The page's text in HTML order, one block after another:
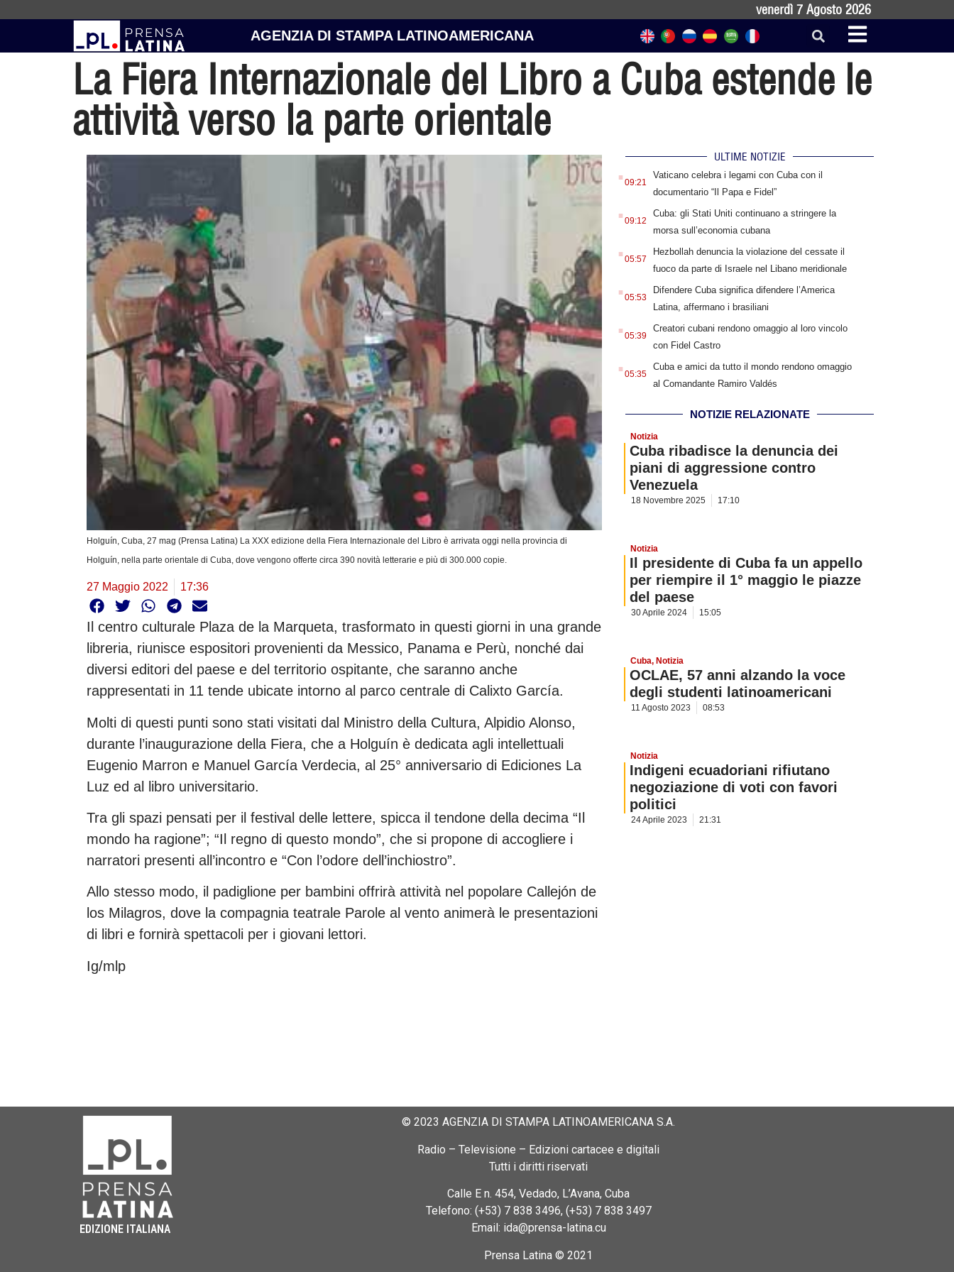
venerdì 7 Agosto 2026
AGENZIA DI STAMPA LATINOAMERICANA
La Fiera Internazionale del Libro a Cuba estende le
attività verso la parte orientale
Holguín, Cuba, 27 mag (Prensa Latina) La XXX edizione della Fiera Internazionale del Libro è arrivata oggi nella provincia di
Holguín, nella parte orientale di Cuba, dove vengono offerte circa 390 novità letterarie e più di 300.000 copie.
27 Maggio 2022 17:36
Il centro culturale Plaza de la Marqueta, trasformato in questi giorni in una grande
libreria, riunisce espositori provenienti da Messico, Panama e Perù, nonché dai
diversi editori del paese e del territorio ospitante, che saranno anche
rappresentati in 11 tende ubicate intorno al parco centrale di Calixto García.
Molti di questi punti sono stati visitati dal Ministro della Cultura, Alpidio Alonso,
durante l’inaugurazione della Fiera, che a Holguín è dedicata agli intellettuali
Eugenio Marron e Manuel García Verdecia, al 25° anniversario di Ediciones La
Luz ed al libro universitario.
Tra gli spazi pensati per il festival delle lettere, spicca il tendone della decima “Il
mondo ha ragione”; “Il regno di questo mondo”, che si propone di accogliere i
narratori presenti all’incontro e “Con l’odore dell’inchiostro”.
Allo stesso modo, il padiglione per bambini offrirà attività nel popolare Callejón de
los Milagros, dove la compagnia teatrale Parole al vento animerà le presentazioni
di libri e fornirà spettacoli per i giovani lettori.
Ig/mlp
ULTIME NOTIZIE
. 09:21
Vaticano celebra i legami con Cuba con il
documentario “Il Papa e Fidel”
. 09:12
Cuba: gli Stati Uniti continuano a stringere la
morsa sull’economia cubana
. 05:57
Hezbollah denuncia la violazione del cessate il
fuoco da parte di Israele nel Libano meridionale
. 05:53
Difendere Cuba significa difendere l’America
Latina, affermano i brasiliani
. 05:39
Creatori cubani rendono omaggio al loro vincolo
con Fidel Castro
. 05:35
Cuba e amici da tutto il mondo rendono omaggio
al Comandante Ramiro Valdés
NOTIZIE RELAZIONATE
Notizia
Cuba ribadisce la denuncia dei
piani di aggressione contro
Venezuela
18 Novembre 2025 17:10
Notizia
Il presidente di Cuba fa un appello
per riempire il 1° maggio le piazze
del paese
30 Aprile 2024 15:05
Cuba, Notizia
OCLAE, 57 anni alzando la voce
degli studenti latinoamericani
11 Agosto 2023 08:53
Notizia
Indigeni ecuadoriani rifiutano
negoziazione di voti con favori
politici
24 Aprile 2023 21:31
EDIZIONE ITALIANA
© 2023 AGENZIA DI STAMPA LATINOAMERICANA S.A.
Radio – Televisione – Edizioni cartacee e digitali
Tutti i diritti riservati
Calle E n. 454, Vedado, L’Avana, Cuba
Telefono: (+53) 7 838 3496, (+53) 7 838 3497
Email: ida@prensa-latina.cu
Prensa Latina © 2021